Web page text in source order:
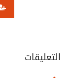
التعليقات